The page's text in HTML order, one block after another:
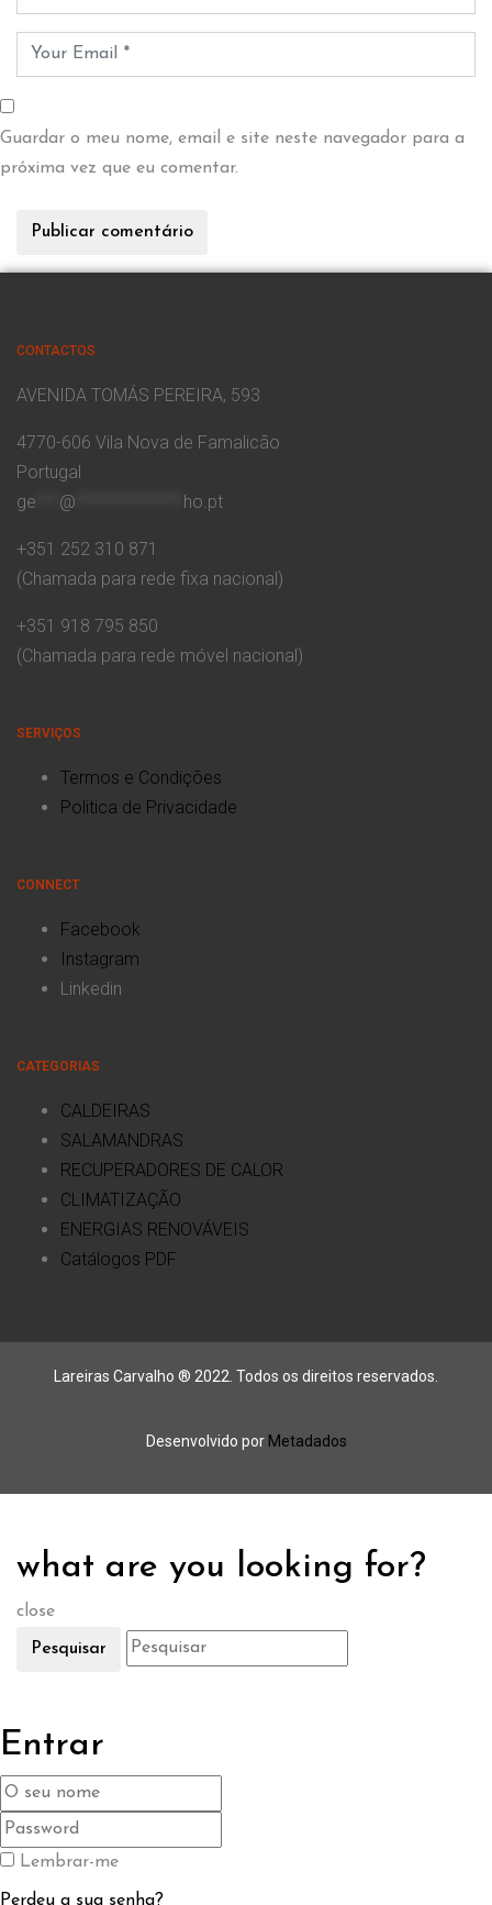
Guardar o meu nome, email e site neste navegador para a
próxima vez que eu comentar.
CONTACTOS
AVENIDA TOMÁS PEREIRA, 593
4770-606 Vila Nova de Famalicão
Portugal
ge
@ ho.pt
+351 252 310 871
(Chamada para rede fixa nacional)
+351 918 795 850
(Chamada para rede móvel nacional)
SERVIÇOS
Termos e Condições
Politica de Privacidade
CONNECT
Facebook
Instagram
Linkedin
CATEGORIAS
CALDEIRAS
SALAMANDRAS
RECUPERADORES DE CALOR
CLIMATIZAÇÃO
ENERGIAS RENOVÁVEIS
Catálogos PDF
Lareiras Carvalho ® 2022. Todos os direitos reservados.
Desenvolvido por Metadados
what are you looking for?
close
Pesquisar
Entrar
Lembrar-me
Perdeu a sua senha?